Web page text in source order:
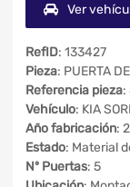
Ver
RefID: 133427
Pieza: PUERTA
Referencia pieza:
Vehículo: KIA
Año fabricación:
Estado: Material
Nº Puertas: 5